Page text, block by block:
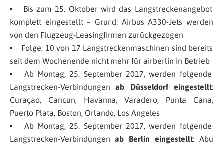
Bis zum 15. Oktober wird das Langstreckenangebot
komplett eingestellt – Grund: Airbus A330-Jets werden
von den Flugzeug-Leasingfirmen zurückgezogen
Folge: 10 von 17 Langstreckenmaschinen sind bereits
seit dem Wochenende nicht mehr für airberlin in Betrieb
Ab Montag, 25. September 2017, werden folgende
Langstrecken-Verbindungenab Düsseldorf eingestellt:
Curaçao, Cancun, Havanna, Varadero, Punta Cana,
Puerto Plata, Boston, Orlando, Los Angeles
Ab Montag, 25. September 2017, werden folgende
Langstrecken-Verbindungen ab Berlin eingestellt: Abu